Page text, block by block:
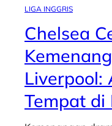
LIGA INGGRIS
Chelsea
Liverpool:
Tempat di